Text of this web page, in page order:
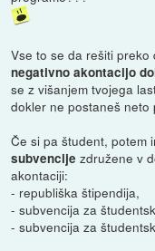
Vse to se da rešiti
negativno akontacijo
se z višanjem tvojega
dokler ne postaneš neto
Če si pa študent, potem
subvencije združene v
akontaciji:
- republiška štipendija,
- subvencija za
- subvencija za